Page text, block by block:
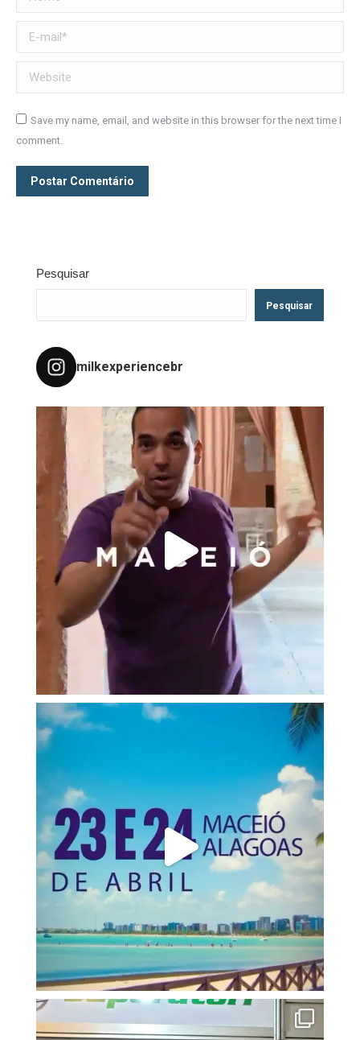
E-mail *
Website
Save my name, email, and website in this browser for the next time I
comment.
Postar Comentário
Pesquisar
Pesquisar
milkexperiencebr